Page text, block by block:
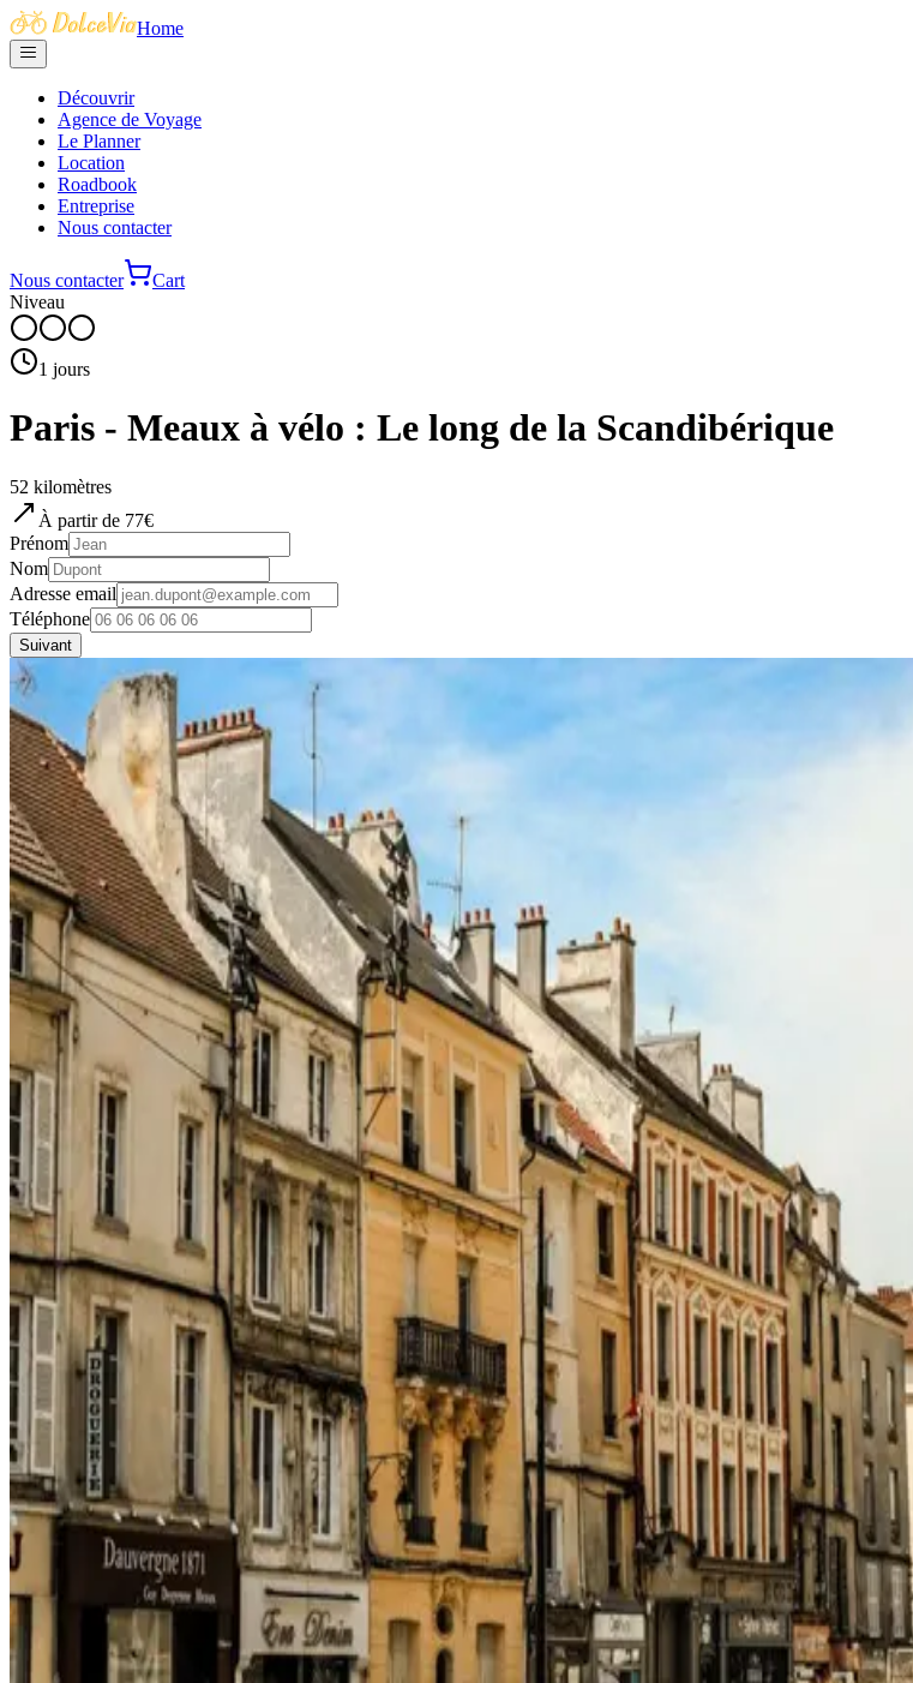
Home
Découvrir
Agence de Voyage
Le Planner
Location
Roadbook
Entreprise
Nous contacter
Nous contacter
Cart
Niveau
1 jours
Paris - Meaux à vélo : Le long de la Scandibérique
52 kilomètres
À partir de 77€
Prénom
Nom
Adresse email
Téléphone
Suivant